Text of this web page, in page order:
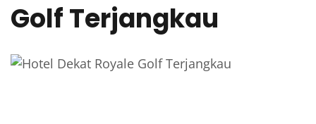
Golf Terjangkau